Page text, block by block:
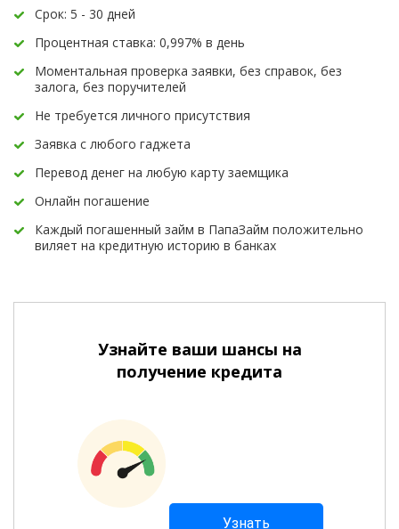
Срок: 5 - 30 дней
Процентная ставка: 0,997% в день
Моментальная проверка заявки, без справок, без
залога, без поручителей
Не требуется личного присутствия
Заявка с любого гаджета
Перевод денег на любую карту заемщика
Онлайн погашение
Каждый погашенный займ в ПапаЗайм положительно
виляет на кредитную историю в банках
Узнайте ваши шансы на
получение кредита